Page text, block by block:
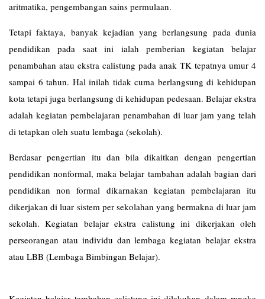
aritmatika, pengembangan sains permulaan.
Tetapi faktaya, banyak kejadian yang berlangsung pada dunia
pendidikan pada saat ini ialah pemberian kegiatan belajar
penambahan atau ekstra calistung pada anak TK tepatnya umur 4
sampai 6 tahun. Hal inilah tidak cuma berlangsung di kehidupan
kota tetapi juga berlangsung di kehidupan pedesaan. Belajar ekstra
adalah kegiatan pembelajaran penambahan di luar jam yang telah
di tetapkan oleh suatu lembaga (sekolah).
Berdasar pengertian itu dan bila dikaitkan dengan pengertian
pendidikan nonformal, maka belajar tambahan adalah bagian dari
pendidikan non formal dikarnakan kegiatan pembelajaran itu
dikerjakan di luar sistem per sekolahan yang bermakna di luar jam
sekolah. Kegiatan belajar ekstra calistung ini dikerjakan oleh
perseorangan atau individu dan lembaga kegiatan belajar ekstra
atau LBB (Lembaga Bimbingan Belajar).